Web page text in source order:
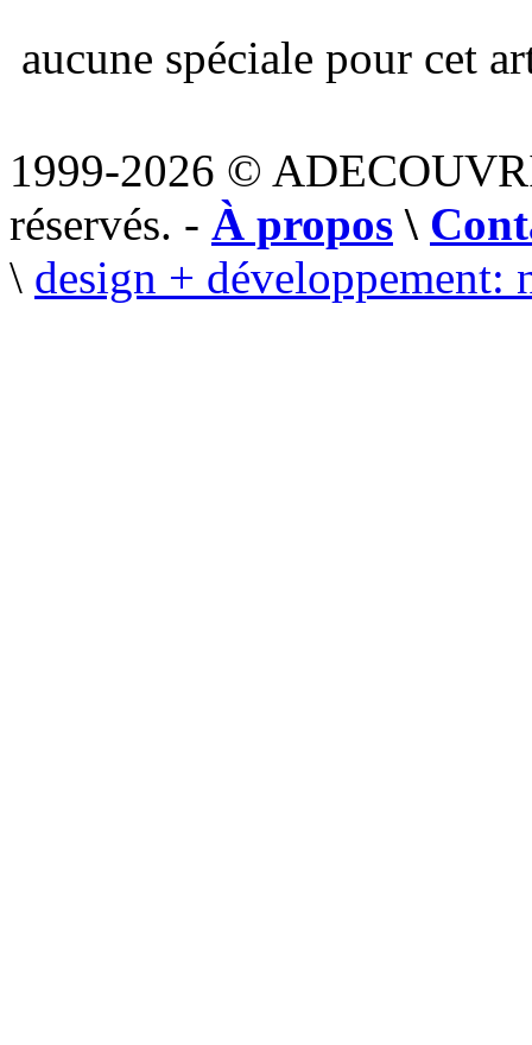
aucune spéciale pour cet
1999-2026 ©
réservés. - À propos \
\ design + développement: